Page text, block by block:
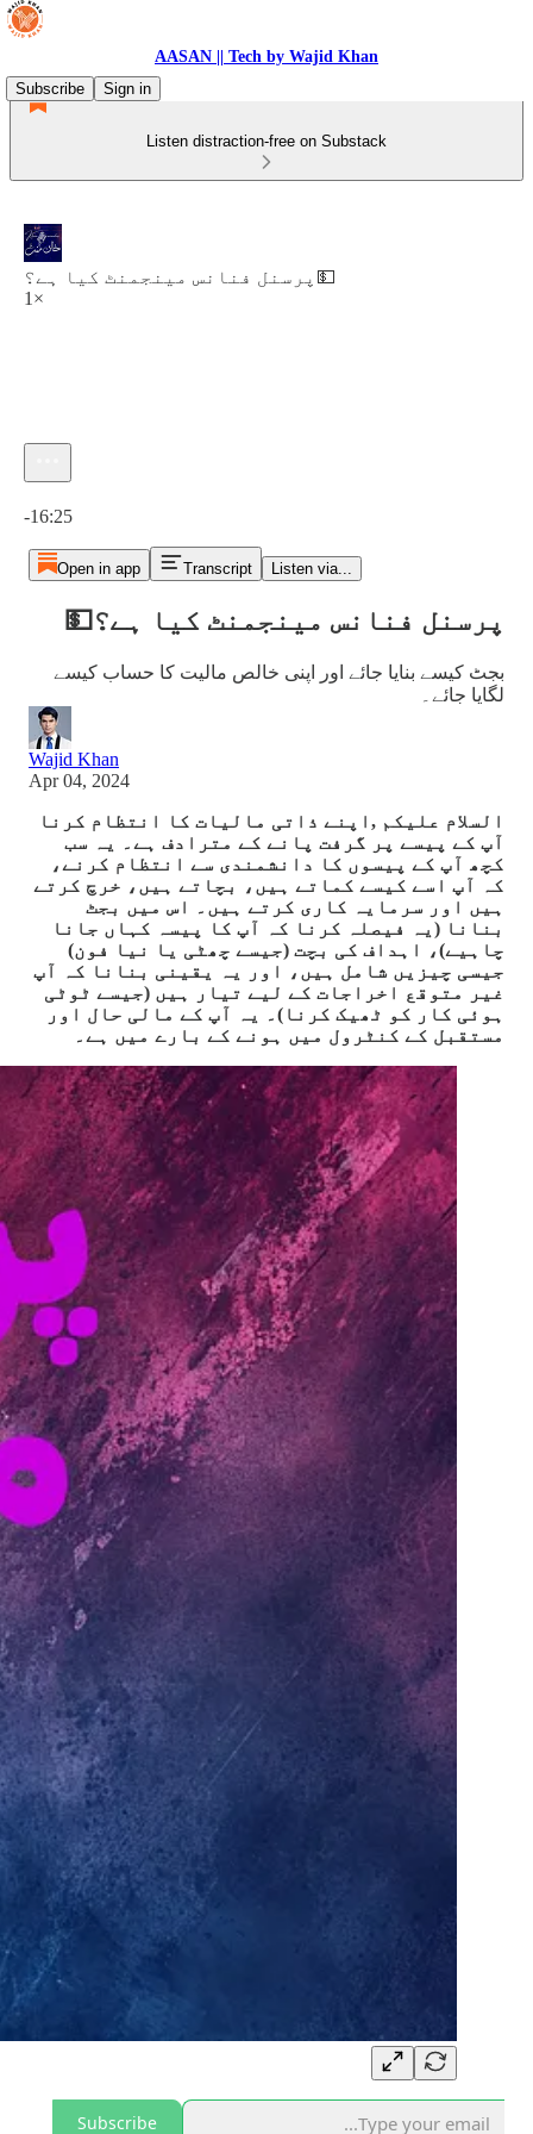
AASAN || Tech by Wajid Khan
Subscribe
Sign in
Listen distraction-free on Substack
پرسنل فنانس مینجمنٹ کیا ہے؟💵
1×
-16:25
Open in app Transcript Listen via...
پرسنل فنانس مینجمنٹ کیا ہے؟💵
بجٹ کیسے بنایا جائے اور اپنی خالص مالیت کا حساب کیسے
لگایا جائے۔
Wajid Khan
Apr 04, 2024
السلام علیکم ,اپنے ذاتی مالیات کا انتظام کرنا
آپ کے پیسے پر گرفت پانے کے مترادف ہے۔ یہ سب
کچھ آپ کے پیسوں کا دانشمندی سے انتظام کرنے،
کہ آپ اسے کیسے کماتے ہیں، بچاتے ہیں، خرچ کرتے
ہیں اور سرمایہ کاری کرتے ہیں۔ اس میں بجٹ
بنانا (یہ فیصلہ کرنا کہ آپ کا پیسہ کہاں جانا
چاہیے)، اہداف کی بچت (جیسے چھٹی یا نیا فون)
جیسی چیزیں شامل ہیں، اور یہ یقینی بنانا کہ آپ
غیر متوقع اخراجات کے لیے تیار ہیں (جیسے ٹوٹی
ہوئی کار کو ٹھیک کرنا)۔ یہ آپ کے مالی حال اور
مستقبل کے کنٹرول میں ہونے کے بارے میں ہے۔
Subscribe